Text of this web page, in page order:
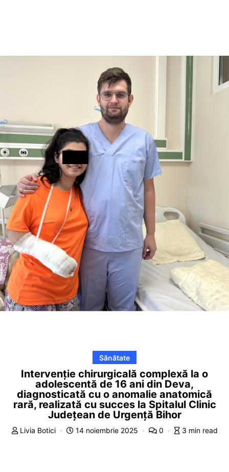
Sănătate
Intervenție chirurgicală complexă la o
adolescentă de 16 ani din Deva,
diagnosticată cu o anomalie anatomică
rară, realizată cu succes la Spitalul Clinic
Județean de Urgență Bihor
Livia Botici 14 noiembrie 2025 0 3 min read